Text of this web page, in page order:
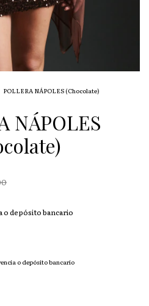
POLLERA NÁPOLES (Chocolate)
NÁPOLES
o depósito bancario
o depósito bancario